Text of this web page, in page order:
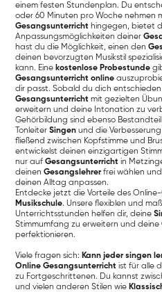
einem festen Stundenplan. Du
oder 60 Minuten pro Woche nehmen
Gesangsunterricht hingegen, bietet
Anpassungsmöglichkeiten deiner
hast du die Möglichkeit, einen den
deinen bevorzugten Musikstil
kann. Eine kostenlose Probestunde
Gesangsunterricht online
dir passt. Sobald du dich
Gesangsunterricht mit gezielten
erweitern und deine Intonation zu
Gehörbildung sind ebenso
TonleiterSingen und die
fließend zwischen Kopfstimme und
entwickelst deinen einzigartigen
nur aufGesangsunterricht in
deinenGesangslehrer frei wählen
deinen Alltag anpassen.
Entdecke jetzt die Vorteile des
Musikschule. Unsere flexiblen und
Unterrichtsstunden helfen dir, deine
Stimmumfang zu erweitern und deine
perfektionieren.
Viele fragen sich: Kann jeder singen
Online Gesangsunterricht ist für alle
zu Fortgeschrittenen. Du kannst
und vielen anderen Stilen wie